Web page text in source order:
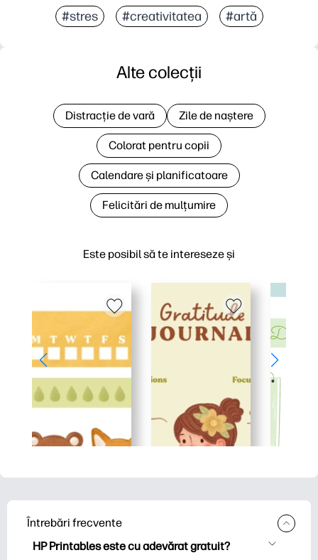
#stres #creativitatea #artă
Este posibil să te intereseze și
Alte colecții
Distracție de vară Zile de naștere
Colorat pentru copii
Calendare și planificatoare
Felicitări de mulțumire
Întrebări frecvente
HP Printables este cu adevărat gratuit?